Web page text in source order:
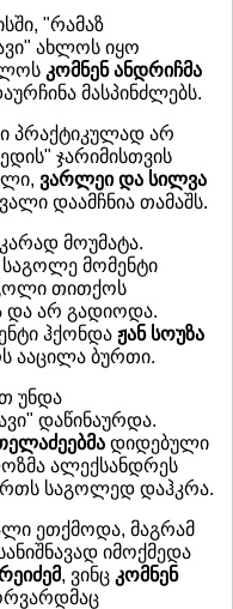
"რამაზ
ახლოს იყო
კომნენ ანდრიჩმა
მასპინძლებს.
პრაქტიკულად არ
ჯარიმისთვის
ვარლეი და სილვა
დაამჩნია თამაშს.
მოუმატა.
მომენტი
გოლი თითქოს
და არ გადიოდა.
ჰქონდა ჟან სოუზა
ააცილა ბურთი.
უნდა
დაწინაურდა.
დიდებული
ალექსანდრეს
საგოლედ დაჰკრა.
ეთქმოდა, მაგრამ
იმოქმედა
, ვინც კომნენ